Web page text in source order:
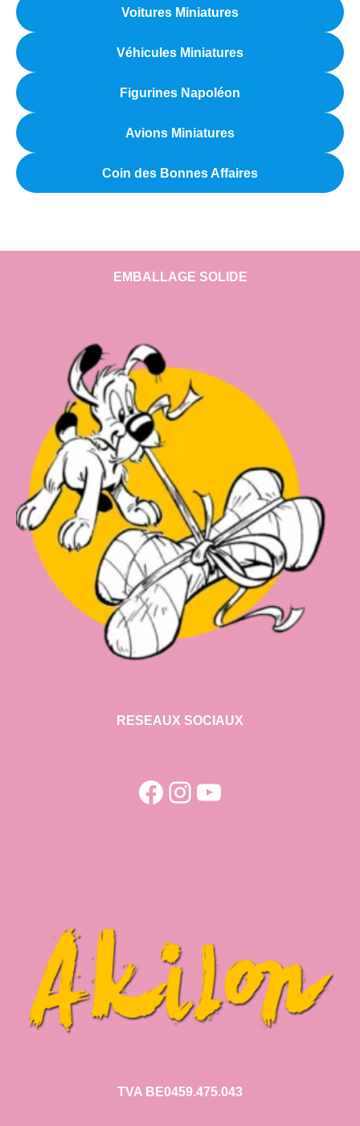
Voitures Miniatures
Véhicules Miniatures
Figurines Napoléon
Avions Miniatures
Coin des Bonnes Affaires
EMBALLAGE SOLIDE
RESEAUX SOCIAUX
Facebook
Instagram
YouTube
TVA BE0459.475.043